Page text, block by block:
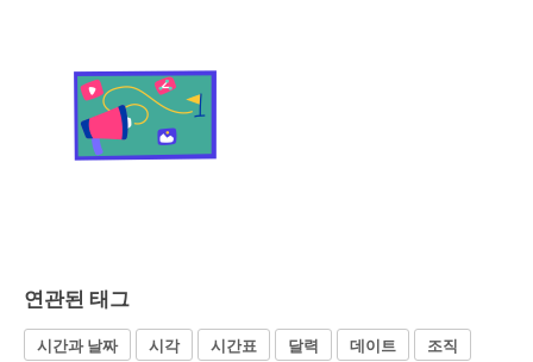
연관된 태그
시간과 날짜 시각 시간표 달력 데이트
조직